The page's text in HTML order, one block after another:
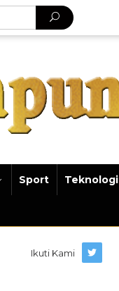
Sport Teknologi
Ikuti Kami